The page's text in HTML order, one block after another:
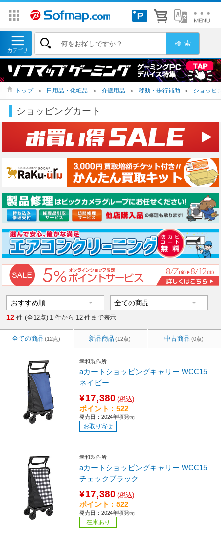
トップ ＞ 日用品・化粧品 ＞ 介護用品 ＞ 移動・歩行補助 ＞ ショッピ
ショッピングカート
12 件 (全12点) 1 件から 12 件まで表示
全ての商品 (12点) 新品商品 (12点) 中古商品 (0点)
幸和製作所
aカートショッピングキャリー WCC15
ネイビー
¥17,380 (税込)
ポイント：522
発売日：2024年頃発売
お取り寄せ
幸和製作所
aカートショッピングキャリー WCC15
チェックブラック
¥17,380 (税込)
ポイント：522
発売日：2024年頃発売
在庫あり